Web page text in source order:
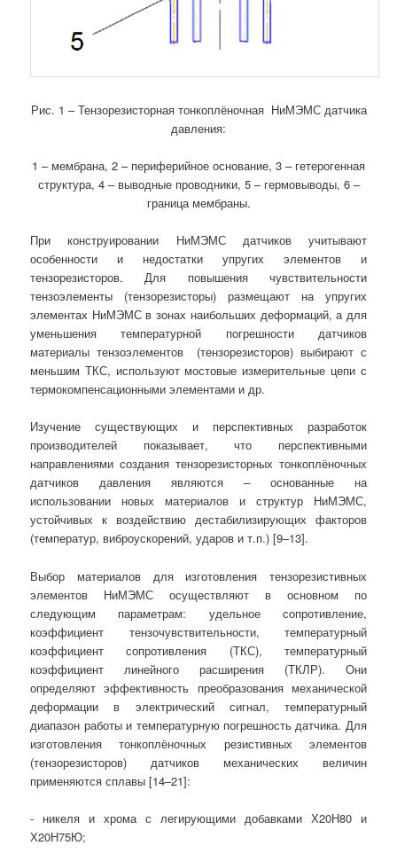
Рис. 1 – Тензорезисторная тонкоплёночная НиМЭМС датчика
давления:
1 – мембрана, 2 – периферийное основание, 3 – гетерогенная
структура, 4 – выводные проводники, 5 – гермовыводы, 6 –
граница мембраны.
При конструировании НиМЭМС датчиков учитывают
особенности и недостатки упругих элементов и
тензорезисторов. Для повышения чувствительности
тензоэлементы (тензорезисторы) размещают на упругих
элементах НиМЭМС в зонах наибольших деформаций, а для
уменьшения температурной погрешности датчиков
материалы тензоэлементов (тензорезисторов) выбирают с
меньшим ТКС, используют мостовые измерительные цепи с
термокомпенсационными элементами и др.
Изучение существующих и перспективных разработок
производителей показывает, что перспективными
направлениями создания тензорезисторных тонкоплёночных
датчиков давления являются – основанные на
использовании новых материалов и структур НиМЭМС,
устойчивых к воздействию дестабилизирующих факторов
(температур, виброускорений, ударов и т.п.) [9–13].
Выбор материалов для изготовления тензорезистивных
элементов НиМЭМС осуществляют в основном по
следующим параметрам: удельное сопротивление,
коэффициент тензочувствительности, температурный
коэффициент сопротивления (ТКС), температурный
коэффициент линейного расширения (ТКЛР). Они
определяют эффективность преобразования механической
деформации в электрический сигнал, температурный
диапазон работы и температурную погрешность датчика. Для
изготовления тонкоплёночных резистивных элементов
(тензорезисторов) датчиков механических величин
применяются сплавы [14–21]:
- никеля и хрома с легирующими добавками Х20Н80 и
Х20Н75Ю;